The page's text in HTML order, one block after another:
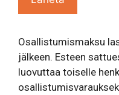
Osallistumismaksu
jälkeen. Esteen
luovuttaa toiselle